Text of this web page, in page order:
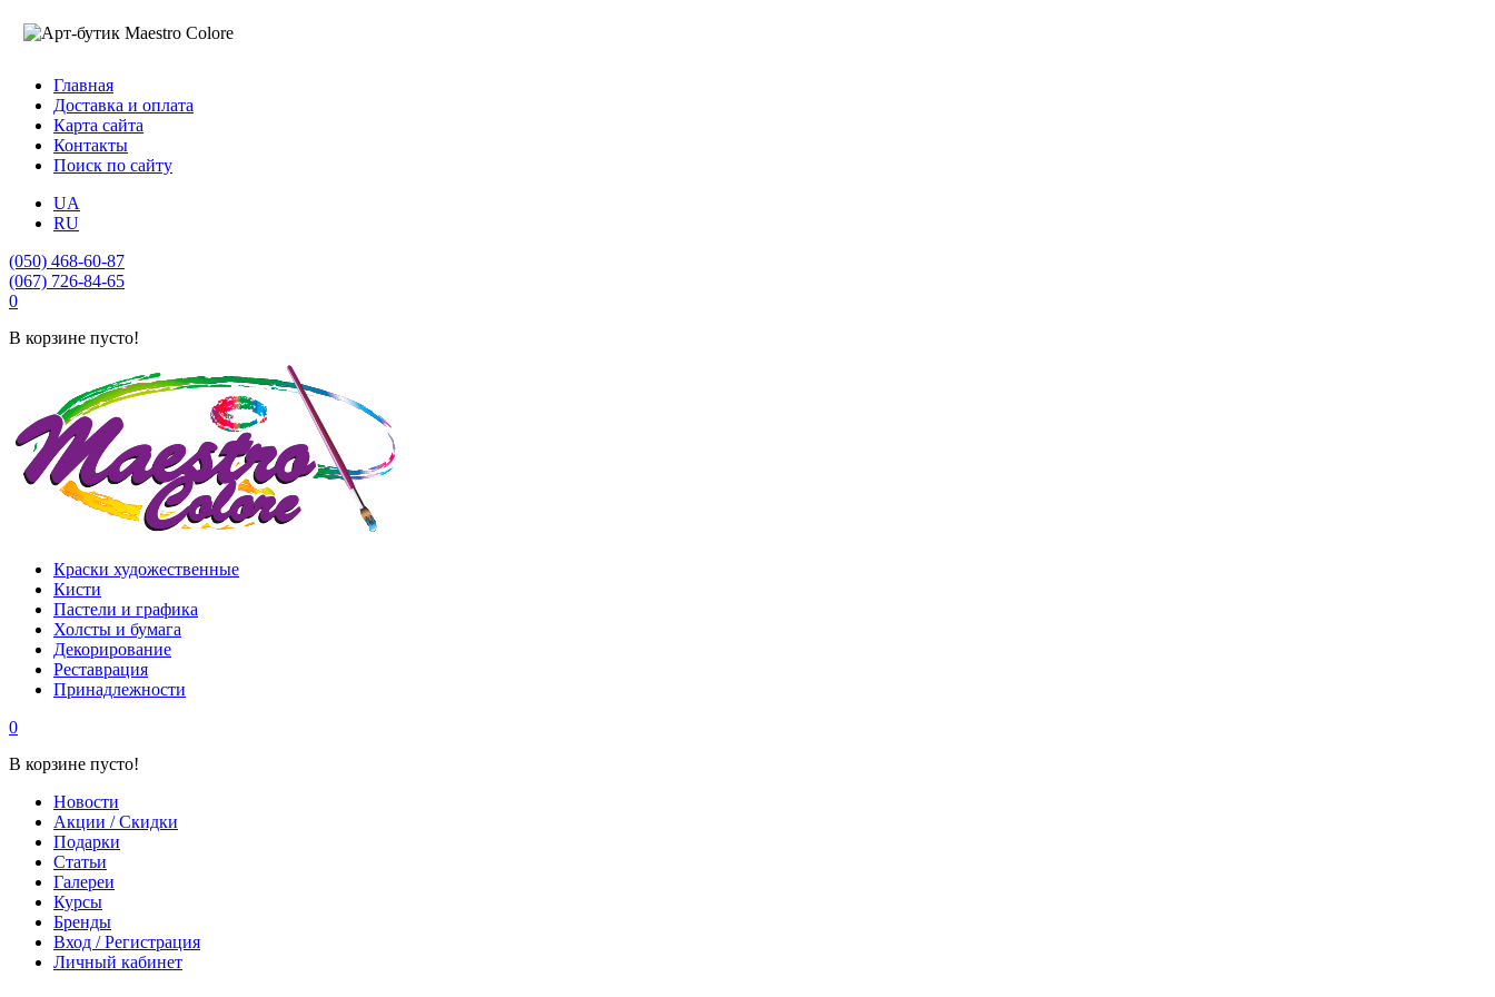
Главная
Доставка и оплата
Карта сайта
Контакты
Поиск по сайту
UA
RU
(050) 468-60-87
(067) 726-84-65
0
В корзине пусто!
Краски художественные
Кисти
Пастели и графика
Холсты и бумага
Декорирование
Реставрация
Принадлежности
0
В корзине пусто!
Новости
Акции / Скидки
Подарки
Статьи
Галереи
Курсы
Бренды
Вход / Регистрация
Личный кабинет